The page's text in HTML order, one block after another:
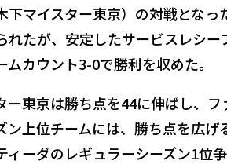
下マイスター東京）の対戦とな
れたが、安定したサービスレシ
ムカウント3-0で勝利を収めた。
ー東京は勝ち点を44に伸ばし、
ン上位チームには、勝ち点を広
ィーダのレギュラーシーズン1位争